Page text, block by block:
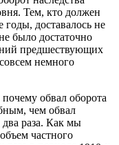
Тем, кто должен
годы, доставалось не
было достаточно
предшествующих
немного
обвал оборота
чем обвал
два раза. Как мы
частного